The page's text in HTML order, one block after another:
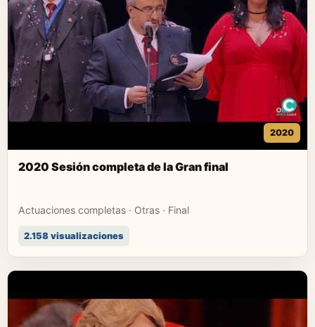
2020
2020 Sesión completa de la Gran final
Actuaciones completas · Otras · Final
2.158 visualizaciones